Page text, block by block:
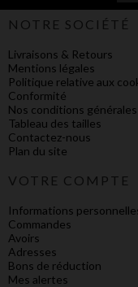
NOTRE SOCIÉTÉ
Livraisons & Retours
Mentions légales
Politique relative aux
Conformité
Nos conditions
Tableau des tailles
Contactez-nous
Plan du site
VOTRE COMPTE
Informations
Commandes
Avoirs
Adresses
Bons de réduction
Mes alertes